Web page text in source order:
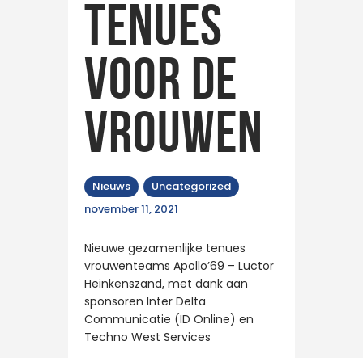
tenues
voor de
vrouwen
Nieuws
Uncategorized
november 11, 2021
Nieuwe gezamenlijke tenues
vrouwenteams Apollo’69 – Luctor
Heinkenszand, met dank aan
sponsoren Inter Delta
Communicatie (ID Online) en
Techno West Services